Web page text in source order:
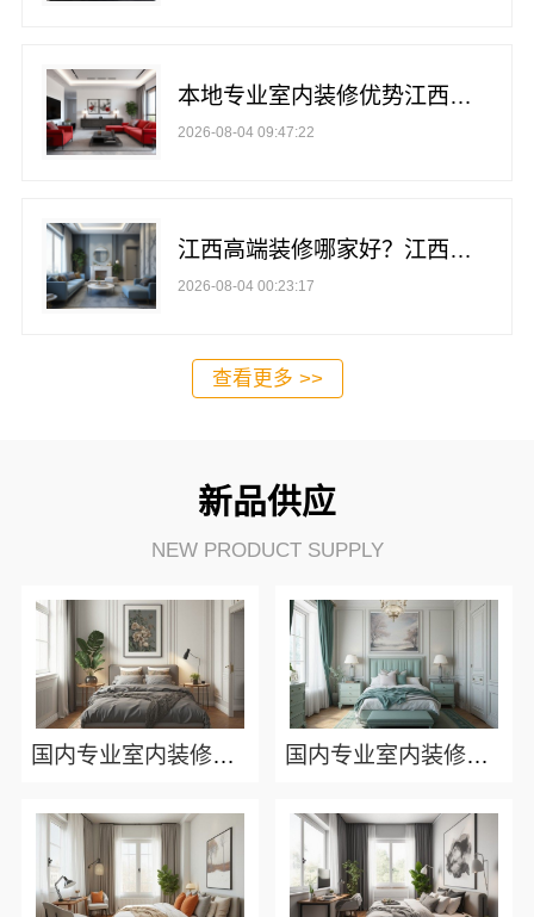
本地专业室内装修优势江西圣匠，定制+环保双保障
2026-08-04 09:47:22
江西高端装修哪家好？江西圣匠新型环保材料有限公司打造理想家园
2026-08-04 00:23:17
查看更多 >>
新品供应
NEW PRODUCT SUPPLY
国内专业室内装修费用预算咨询江西圣匠新型环保材料有限公司 国内专业室内装修费用预算，江西圣匠新型环保材料有限公司